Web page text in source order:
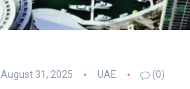
August 31, 2025 UAE (0)